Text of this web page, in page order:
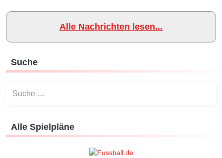
Alle Nachrichten lesen...
Suche
Alle Spielpläne